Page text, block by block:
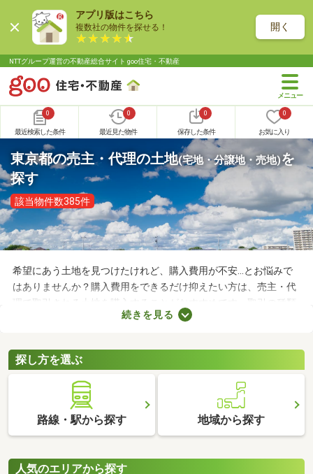
アプリ版はこちら
複数社の物件を探せる！ 開く
NTTグループ運営の不動産総合サイト goo住宅・不動産
0
最近検索した条件
0
最近見た物件
0
保存した条件
0
お気に入り
東京都の売主・代理の土地(宅地・分譲地・売地)を
探す
該当物件数385件
希望にあう土地を見つけたけれど、購入費用が不安…とお悩みで
はありませんか？購入費用をできるだけ抑えたい方は、売主・代
理で取引される土地を購入することがおすすめです。取引の種類
が売主、または代理の場合、仲介手数料がかからない大きなメリ
される土地から理想の場所を探しましょう。
続きを見る
探し方を選ぶ
路線・駅から探す 地域から探す
人気のエリアから探す